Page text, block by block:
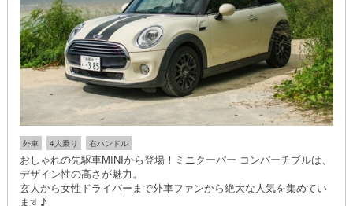
外車 4人乗り 右ハンドル
おしゃれの先駆車MINIから登場！ミニクーパー コンバーチブルは、
デザイン性の高さが魅力。
玄人から女性ドライバーまで外車ファンから絶大な人気を集めてい
ます♪